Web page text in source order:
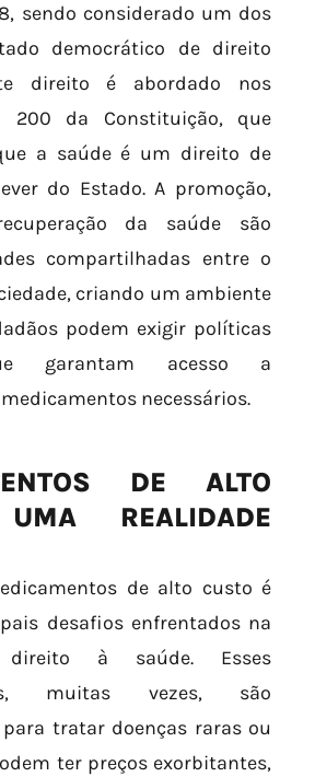
sendo considerado um dos
democrático de direito
direito é abordado nos
200 da Constituição, que
a saúde é um direito de
do Estado. A promoção,
da saúde são
compartilhadas entre o
criando um ambiente
podem exigir políticas
garantam acesso a
necessários.
DE ALTO
REALIDADE
de alto custo é
desafios enfrentados na
à saúde. Esses
muitas vezes, são
tratar doenças raras ou
ter preços exorbitantes,